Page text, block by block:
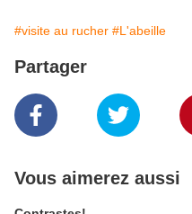
#visite au rucher #L'abeille
Partager
Vous aimerez aussi